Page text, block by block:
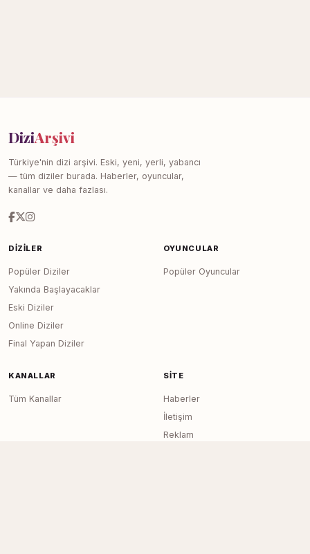
DiziArşivi
Türkiye'nin dizi arşivi. Eski, yeni, yerli, yabancı
— tüm diziler burada. Haberler, oyuncular,
kanallar ve daha fazlası.
DIZILER
Popüler Diziler
Yakında Başlayacaklar
Eski Diziler
Online Diziler
Final Yapan Diziler
OYUNCULAR
Popüler Oyuncular
KANALLAR
Tüm Kanallar
SITE
Haberler
İletişim
Reklam